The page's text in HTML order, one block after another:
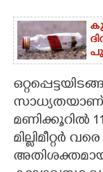
സാധ്യതയാണ്
മണിക്കൂറിൽ
മില്ലിമീറ്റർ